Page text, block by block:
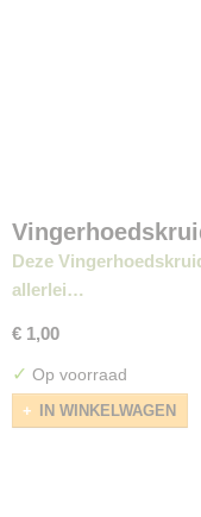
Deze
allerlei…
€ 1,00
✓ Op voorraad
IN WINKELWAGEN